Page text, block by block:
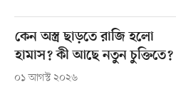
কেন অস্ত্র ছাড়তে রাজি হলো
হামাস? কী আছে নতুন চুক্তিতে?
০১ আগস্ট ২০২৬